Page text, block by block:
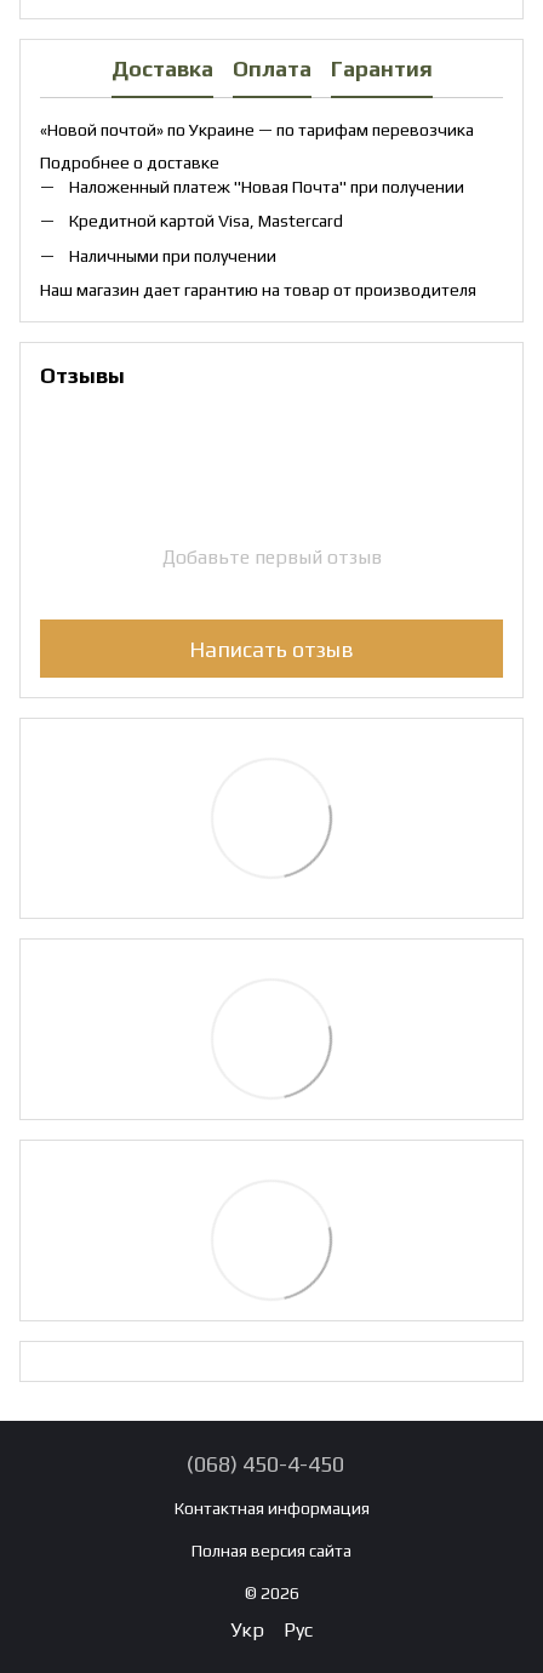
Доставка Оплата Гарантия
«Новой почтой» по Украине — по тарифам перевозчика
Подробнее о доставке
Наложенный платеж "Новая Почта" при получении
Кредитной картой Visa, Mastercard
Наличными при получении
Наш магазин дает гарантию на товар от производителя
Отзывы
Добавьте первый отзыв
Написать отзыв
(068) 450-4-450
Контактная информация
Полная версия сайта
© 2026
Укр Рус